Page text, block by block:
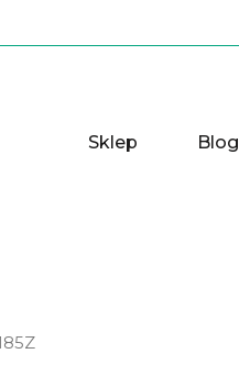
Sklep Blog